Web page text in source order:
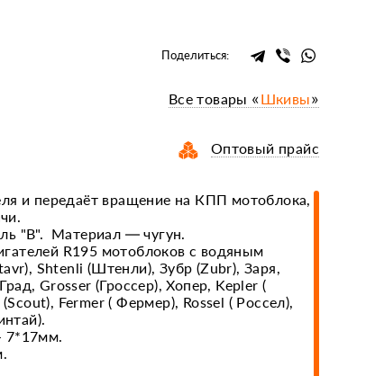
навесному оборудованию
ремни
диски, колёса
Поделиться:
Все товары «Шкивы»
Оптовый прайс
и передаёт вращение на КПП мотоблока,
"В". Материал — чугун.
R195 мотоблоков с водяным
Shtenli (Штенли), Зубр (Zubr), Заря,
Grosser (Гроссер), Хопер, Kepler (
Fermer ( Фермер), Rossel ( Россел),
7*17мм.